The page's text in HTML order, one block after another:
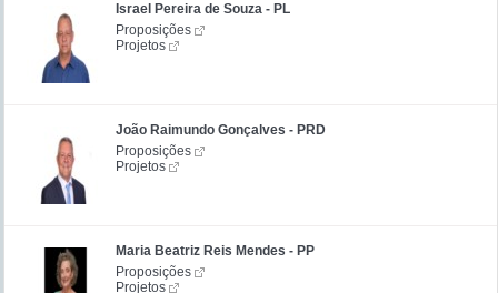
Israel Pereira de Souza - PL
Proposições
Projetos
João Raimundo Gonçalves - PRD
Proposições
Projetos
Maria Beatriz Reis Mendes - PP
Proposições
Projetos